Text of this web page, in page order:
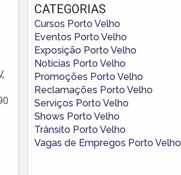
CATEGORIAS
Cursos Porto Velho
Eventos Porto Velho
Exposição Porto Velho
Notícias Porto Velho
Promoções Porto Velho
Reclamações Porto Velho
Serviços Porto Velho
Shows Porto Velho
Trânsito Porto Velho
Vagas de Empregos Porto Velho